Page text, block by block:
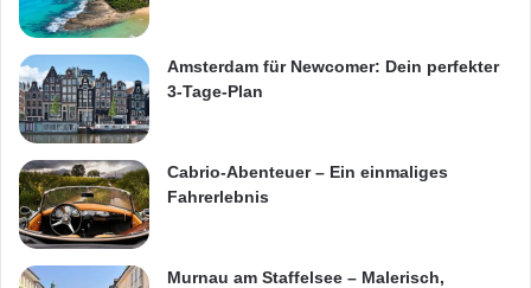
Amsterdam für Newcomer: Dein perfekter
3-Tage-Plan
Cabrio-Abenteuer – Ein einmaliges
Fahrerlebnis
Murnau am Staffelsee – Malerisch,